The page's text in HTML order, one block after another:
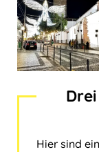
Hier sind